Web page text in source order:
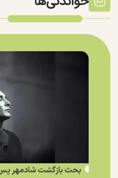
بحث بازگشت شادمهر پس